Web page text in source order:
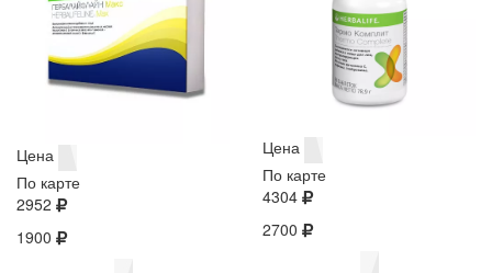
Цена
По карте
2952
1900
Цена
По карте
4304
2700